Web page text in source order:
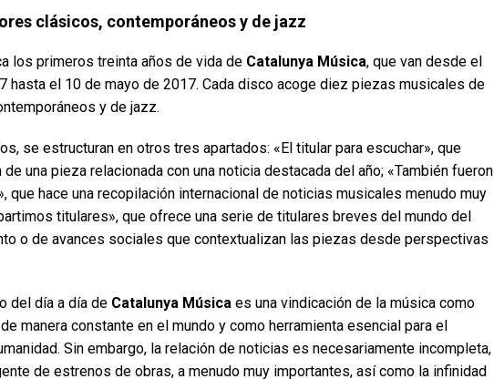
clásicos, contemporáneos y de jazz
los primeros treinta años de vida de Catalunya Música, que van desde el
hasta el 10 de mayo de 2017. Cada disco acoge diez piezas musicales de
y de jazz.
se estructuran en otros tres apartados: «El titular para escuchar», que
una pieza relacionada con una noticia destacada del año; «También fueron
que hace una recopilación internacional de noticias musicales menudo muy
titulares», que ofrece una serie de titulares breves del mundo del
o de avances sociales que contextualizan las piezas desde perspectivas
del día a día de Catalunya Música es una vindicación de la música como
manera constante en el mundo y como herramienta esencial para el
Sin embargo, la relación de noticias es necesariamente incompleta,
de estrenos de obras, a menudo muy importantes, así como la infinidad